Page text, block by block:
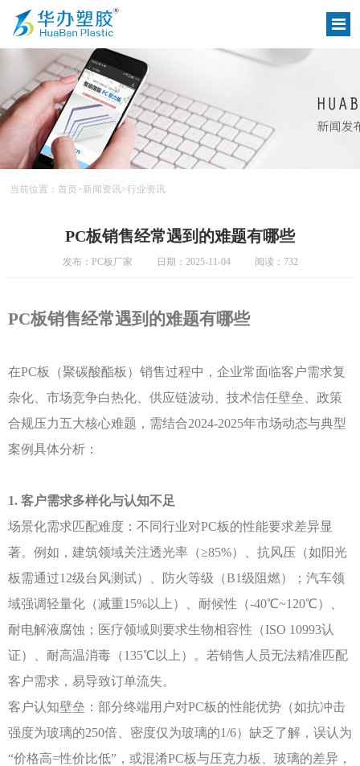
当前位置： 首页>新闻资讯>行业资讯
PC板销售经常遇到的难题有哪些
发布：PC板厂家 日期：2025-11-04 阅读：732
PC板销售经常遇到的难题有哪些
在PC板（聚碳酸酯板）销售过程中，企业常面临客户需求复
杂化、市场竞争白热化、供应链波动、技术信任壁垒、政策
合规压力五大核心难题，需结合2024-2025年市场动态与典型
案例具体分析：
1. 客户需求多样化与认知不足
场景化需求匹配难度：不同行业对PC板的性能要求差异显
著。例如，建筑领域关注透光率（≥85%）、抗风压（如阳光
板需通过12级台风测试）、防火等级（B1级阻燃）；汽车领
域强调轻量化（减重15%以上）、耐候性（-40℃~120℃）、
耐电解液腐蚀；医疗领域则要求生物相容性（ISO 10993认
证）、耐高温消毒（135℃以上）。若销售人员无法精准匹配
客户需求，易导致订单流失。
客户认知壁垒：部分终端用户对PC板的性能优势（如抗冲击
强度为玻璃的250倍、密度仅为玻璃的1/6）缺乏了解，误认为
“价格高=性价比低”，或混淆PC板与压克力板、玻璃的差异，